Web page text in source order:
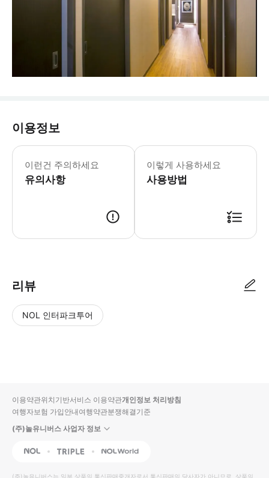
이용정보
이런건 주의하세요
유의사항
이렇게 사용하세요
사용방법
리뷰
NOL 인터파크투어
입니
다.
높
동
순
상
이용약관위치기반서비스 이용약관개인정보 처리방침
여행자보험 가입안내여행약관분쟁해결기준
(주)놀유니버스 사업자 정보
NOL Triple Interpark Global
(주)놀유니버스는 일부 상품의 통신판매중개자로서 통신판매의 당사자가 아니므로, 상품의